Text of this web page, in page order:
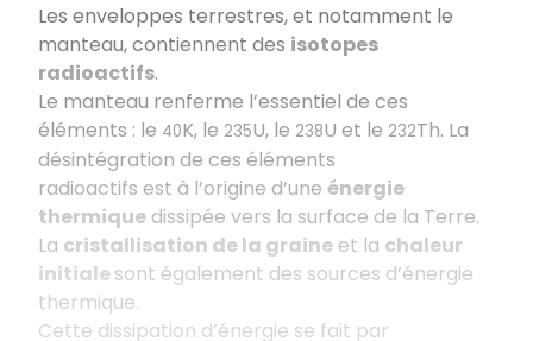
Les enveloppes terrestres, et notamment le
manteau, contiennent des isotopes
radioactifs.
Le manteau renferme l’essentiel de ces
éléments : le 40K, le 235U, le 238U et le 232Th. La
désintégration de ces éléments
radioactifs est à l’origine d’une énergie
thermique dissipée vers la surface de la Terre.
La cristallisation de la graine et la chaleur
initialesont également des sources d’énergie
thermique.
Cette dissipation d’énergie se fait par